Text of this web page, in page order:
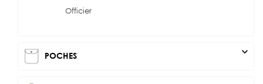
Officier
POCHES expand_more